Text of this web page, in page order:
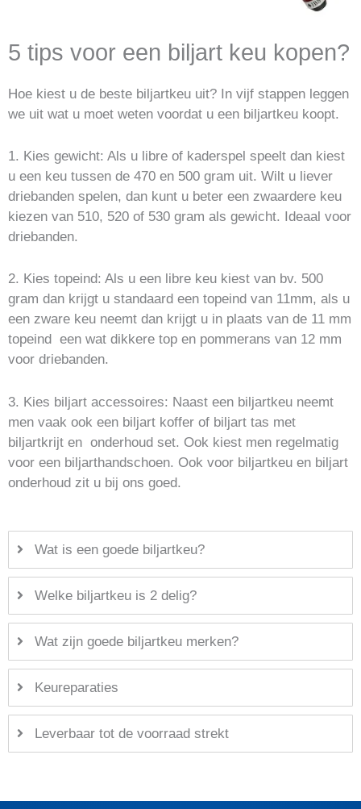
5 tips voor een biljart keu kopen?
Hoe kiest u de beste biljartkeu uit? In vijf stappen leggen
we uit wat u moet weten voordat u een biljartkeu koopt.
1. Kies gewicht: Als u libre of kaderspel speelt dan kiest
u een keu tussen de 470 en 500 gram uit. Wilt u liever
driebanden spelen, dan kunt u beter een zwaardere keu
kiezen van 510, 520 of 530 gram als gewicht. Ideaal voor
driebanden.
2. Kies topeind: Als u een libre keu kiest van bv. 500
gram dan krijgt u standaard een topeind van 11mm, als u
een zware keu neemt dan krijgt u in plaats van de 11 mm
topeind een wat dikkere top en pommerans van 12 mm
voor driebanden.
3. Kies biljart accessoires: Naast een biljartkeu neemt
men vaak ook een biljart koffer of biljart tas met
biljartkrijt en onderhoud set. Ook kiest men regelmatig
voor een biljarthandschoen. Ook voor biljartkeu en biljart
onderhoud zit u bij ons goed.
Wat is een goede biljartkeu?
Welke biljartkeu is 2 delig?
Wat zijn goede biljartkeu merken?
Keureparaties
Leverbaar tot de voorraad strekt